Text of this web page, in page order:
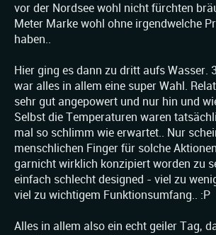
vor der Nordsee wohl nicht fürchten
Meter Marke wohl ohne irgendwelche
haben..
Hier ging es dann zu dritt aufs Wasser.
war alles in allem eine super Wahl.
sehr gut angepowert und nur hin und
Selbst die Temperaturen waren
mal so schlimm wie erwartet.. Nur
menschlichen Finger für solche
garnicht wirklich konzipiert worden zu
einfach schlecht designed - viel zu
viel zu wichtigem Funktionsumfang.. :P
Alles in allem also ein echt geiler Tag,